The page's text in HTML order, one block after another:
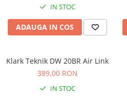
Par Led si Pinspot
Proiectoare
Scene şi Ring-uri de Dans
Instrumente Muzicale
Chitare si bass
Claviaturi
IN STOC
ADAUGA IN COS
Klark Teknik DW 20BR Air Link
389,00 RON
IN STOC